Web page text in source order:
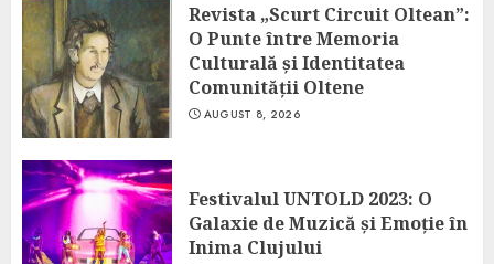
Revista „Scurt Circuit Oltean”:
O Punte între Memoria
Culturală și Identitatea
Comunității Oltene
AUGUST 8, 2026
Festivalul UNTOLD 2023: O
Galaxie de Muzică și Emoție în
Inima Clujului